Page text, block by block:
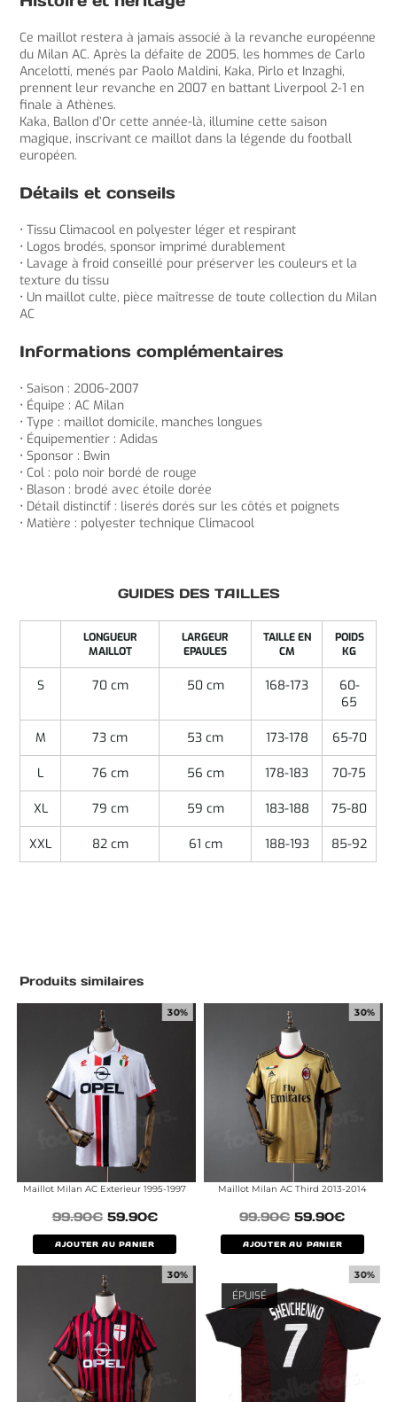
Ce maillot restera à jamais associé à la revanche européenne
du Milan AC. Après la défaite de 2005, les hommes de Carlo
Ancelotti, menés par Paolo Maldini, Kaka, Pirlo et Inzaghi,
prennent leur revanche en 2007 en battant Liverpool 2-1 en
finale à Athènes.
Kaka, Ballon d’Or cette année-là, illumine cette saison
magique, inscrivant ce maillot dans la légende du football
européen.
Détails et conseils
• Tissu Climacool en polyester léger et respirant
• Logos brodés, sponsor imprimé durablement
• Lavage à froid conseillé pour préserver les couleurs et la
texture du tissu
• Un maillot culte, pièce maîtresse de toute collection du Milan
AC
Informations complémentaires
• Saison : 2006-2007
• Équipe : AC Milan
• Type : maillot domicile, manches longues
• Équipementier : Adidas
• Sponsor : Bwin
• Col : polo noir bordé de rouge
• Blason : brodé avec étoile dorée
• Détail distinctif : liserés dorés sur les côtés et poignets
• Matière : polyester technique Climacool
GUIDES DES TAILLES
LONGUEUR
MAILLOT
LARGEUR
EPAULES
TAILLE EN
CM
POIDS
KG
S 70 cm 50 cm 168-173
60-
65
M 73 cm 53 cm 173-178 65-70
L 76 cm 56 cm 178-183 70-75
XL 79 cm 59 cm 183-188 75-80
XXL 82 cm 61 cm 188-193 85-92
Produits similaires
30%
Maillot Milan AC Exterieur 1995-1997
99.90€ 59.90€
AJOUTER AU PANIER
30%
Maillot Milan AC Third 2013-2014
99.90€ 59.90€
AJOUTER AU PANIER
30% 30%
ÉPUISÉ